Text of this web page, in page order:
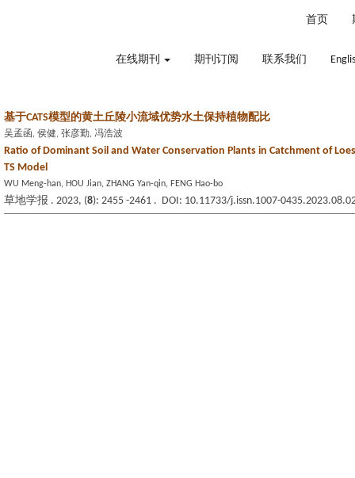
首页
在线期刊 期刊订阅 联系我们
基于CATS模型的黄土丘陵小流域优势水土保持植物配比
吴孟函, 侯健, 张彦勤, 冯浩波
Ratio of Dominant Soil and Water Conservation Plants in Catchment of
TS Model
WU Meng-han, HOU Jian, ZHANG Yan-qin, FENG Hao-bo
草地学报 . 2023, (8): 2455 -2461 . DOI: 10.11733/j.issn.1007-